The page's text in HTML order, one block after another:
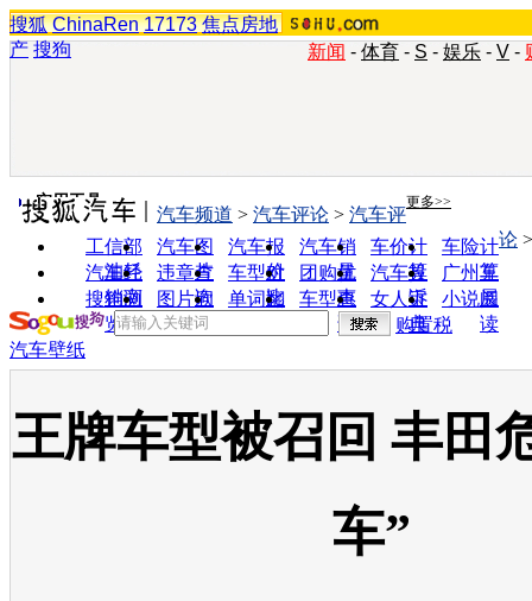
搜狐 ChinaRen 17173 焦点房地
产 搜狗 新闻 - 体育 - S - 娱乐 - V -
实用工具 更多>>
工信部
油耗
汽车图
片
汽车报
价
汽车销
量
车价计
算
车险计
算
汽车经
销商
违章查
询
车型对
比
团购优
惠
汽车投
诉
广州车
展
搜狗浏
览器
图片欣
赏
单词翻
车型查
询
女人宝
典
小说阅
读
汽车频道 > 汽车评论 > 汽车评
论
购置税
汽车壁纸
王牌车型被召回 丰田
车”